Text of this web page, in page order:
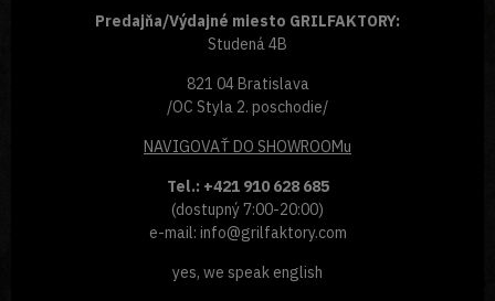
Predajňa/Výdajné miesto GRILFAKTORY:
Studená 4B
821 04 Bratislava
/OC Styla 2. poschodie/
NAVIGOVAŤDO SHOWROOMu
Tel.: +421 910 628 685
(dostupný 7:00-20:00)
e-mail: info@grilfaktory.com
yes, we speak english